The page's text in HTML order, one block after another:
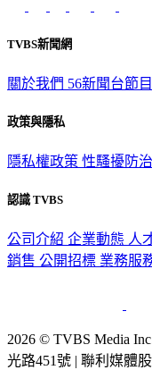
TVBS新聞網
關於我們 56新聞台節
政策與隱私
隱私權政策 性騷擾防
認識 TVBS
公司介紹 企業動態 人
銷售 公開招標 業務服
2026 © TVBS Media
光路451號 | 聯利媒體